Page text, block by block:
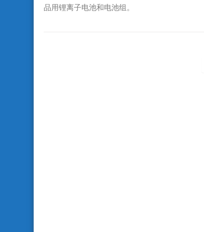
品用锂离子电池和电池组。